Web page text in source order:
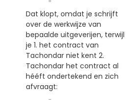
Dat klopt, omdat je schrijft
over de werkwijze van
bepaalde uitgeverijen, terwijl
je 1. het contract van
Tachondar niet kent 2.
Tachondar het contract al
hééft ondertekend en zich
afvraagt: